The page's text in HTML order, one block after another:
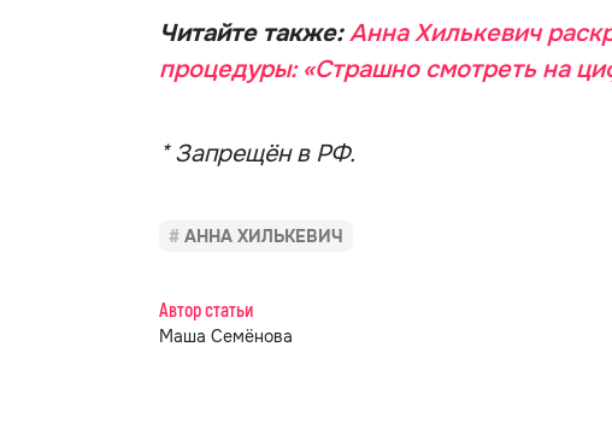
Читайте также:Анна Хилькевич
процедуры: «Страшно смотреть на
* Запрещён в РФ.
АННА ХИЛЬКЕВИЧ
Автор статьи
Маша Семёнова